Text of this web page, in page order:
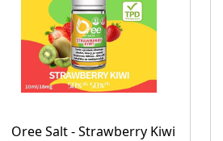
Oree Salt - Strawberry Kiwi